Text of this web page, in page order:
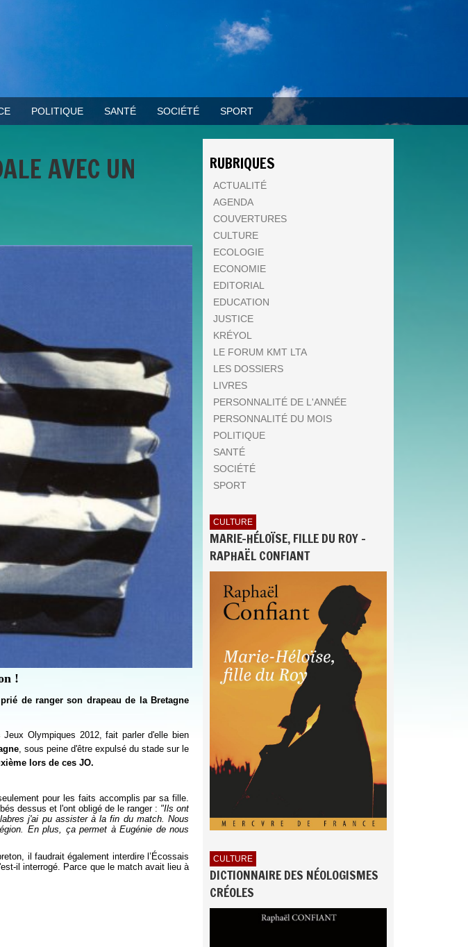
POLITIQUE SANTÉ SOCIÉTÉ SPORT
AVEC UN
!
de ranger son drapeau de la Bretagne
Olympiques 2012, fait parler d'elle bien
, sous peine d'être expulsé du stade sur le
lors de ces JO.
pour les faits accomplis par sa fille.
dessus et l'ont obligé de le ranger : "Ils ont
j'ai pu assister à la fin du match. Nous
En plus, ça permet à Eugénie de nous
il faudrait également interdire l’Écossais
il interrogé. Parce que le match avait lieu à
RUBRIQUES
ACTUALITÉ
AGENDA
COUVERTURES
CULTURE
ECOLOGIE
ECONOMIE
EDITORIAL
EDUCATION
JUSTICE
KRÉYOL
LE FORUM KMT LTA
LES DOSSIERS
LIVRES
PERSONNALITÉ DE L'ANNÉE
PERSONNALITÉ DU MOIS
POLITIQUE
SANTÉ
SOCIÉTÉ
SPORT
CULTURE
MARIE-HÉLOÏSE, FILLE DU ROY -
RAPHAËL CONFIANT
CULTURE
DICTIONNAIRE DES NÉOLOGISMES
CRÉOLES